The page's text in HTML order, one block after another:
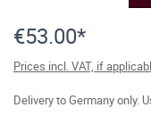
€53.00*
Prices incl. VAT, if
Delivery to Germany only.